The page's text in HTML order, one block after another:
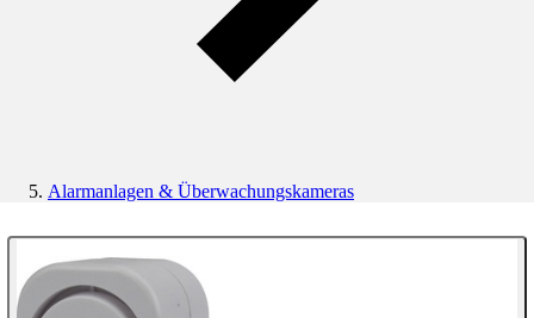
Alarmanlagen & Überwachungskameras